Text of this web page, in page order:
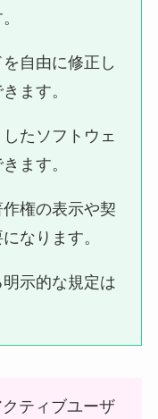
自由に修正し
ます。
たソフトウェ
ます。
権の表示や契
なります。
示的な規定は
ティブユーザ